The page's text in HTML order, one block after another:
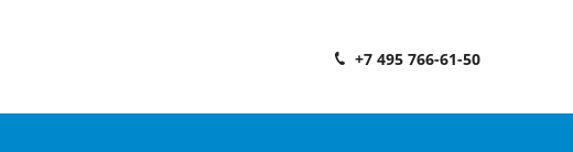
+7 495 766-61-50